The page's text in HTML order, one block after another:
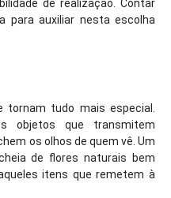
de realização. Contar
para auxiliar nesta escolha
tornam tudo mais especial.
objetos que transmitem
os olhos de quem vê. Um
de flores naturais bem
itens que remetem à